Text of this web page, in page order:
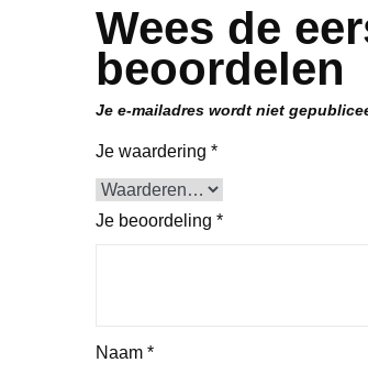
Wees de
beoordelen
Je e-mailadres wordt niet
Je waardering *
Je beoordeling *
Naam *